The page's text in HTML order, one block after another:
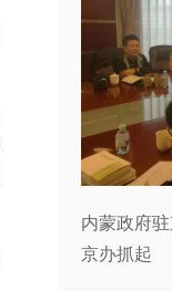
内蒙政府
京办抓起